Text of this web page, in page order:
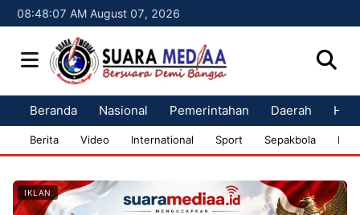
08:48:09 AM August 07, 2026
Beranda Nasional Pemerintahan Daerah
Berita Video International Sport Sepakbola
IKLAN